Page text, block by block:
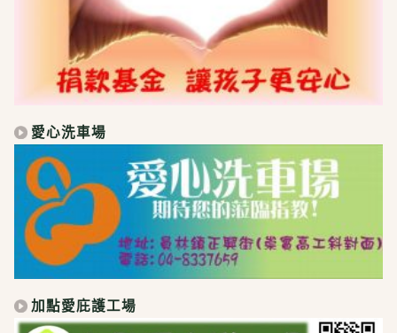
愛心洗車場
加點愛庇護工場